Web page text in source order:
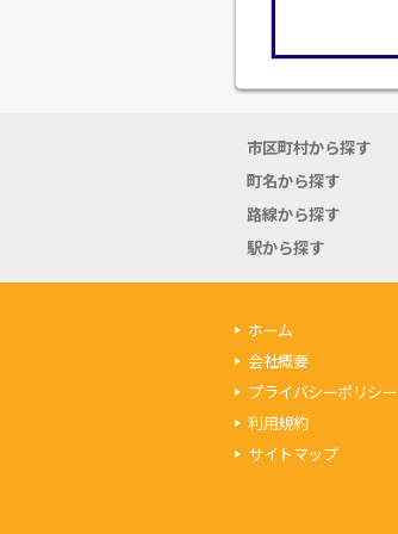
市区町村から探す
町名から探す
路線から探す
駅から探す
ホーム
会社概要
プライバシーポリシー
利用規約
サイトマップ